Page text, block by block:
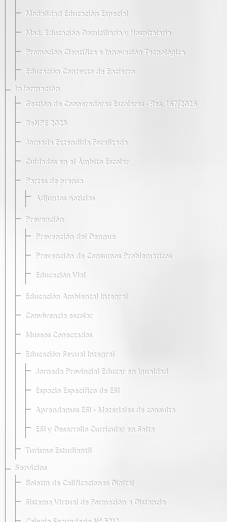
Modalidad Educación Especial
Mod. Educación Domiciliaria y Hospitalaria
Promoción Científica e Innovación Tecnológica
Educación Contexto de Encierro
Información
Gestión de Cooperadoras Escolares · Res. 167/2026
ReNPE 2025
Jornada Extendida Focalizada
Cuidados en el Ámbito Escolar
Partes de prensa
Adjuntos noticias
Prevención
Prevención del Dengue
Prevención de Consumos Problemáticos
Educación Vial
Educación Ambiental Integral
Convivencia escolar
Museos Conectados
Educación Sexual Integral
Jornada Provincial Educar en Igualdad
Espacio Específico de ESI
Aprendamos ESI - Materiales de consulta
ESI y Desarrollo Curricular en Salta
Turismo Estudiantil
Servicios
Boletín de Calificaciones Digital
Sistema Virtual de Formación a Distancia